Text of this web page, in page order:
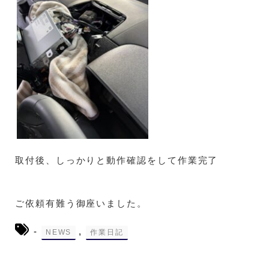
取付後、しっかりと動作確認をして作業完了
ご依頼有難う御座いました。
- NEWS , 作業日記